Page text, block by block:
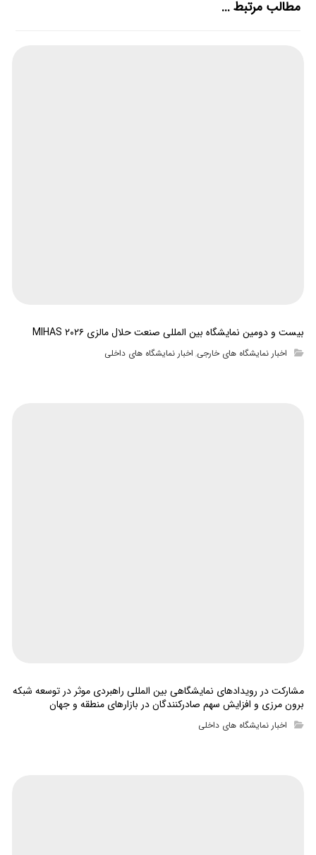
مطالب مرتبط ...
بیست و دومین نمایشگاه بین المللی صنعت حلال مالزی MIHAS ۲۰۲۶
اخبار نمایشگاه های خارجی, اخبار نمایشگاه های داخلی
مشارکت در رویدادهای نمایشگاهی بین المللی راهبردی موثر در توسعه شبکه
برون مرزی و افزایش سهم صادرکنندگان در بازارهای منطقه و جهان
اخبار نمایشگاه های داخلی